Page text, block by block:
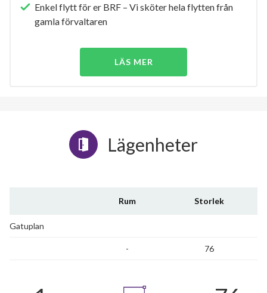
Enkel flytt för er BRF – Vi sköter hela flytten från
gamla förvaltaren
LÄS MER
Lägenheter
Rum Storlek
Gatuplan
- 76